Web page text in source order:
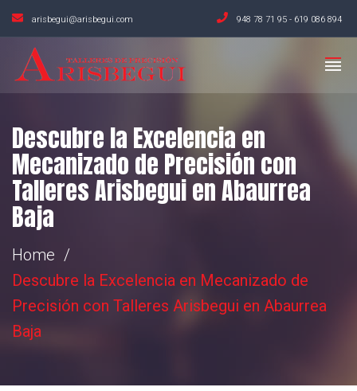
arisbegui@arisbegui.com 948 78 71 95 - 619 086 894
Descubre la Excelencia en
Mecanizado de Precisión con
Talleres Arisbegui en Abaurrea
Baja
Home
Descubre la Excelencia en Mecanizado de
Precisión con Talleres Arisbegui en Abaurrea
Baja